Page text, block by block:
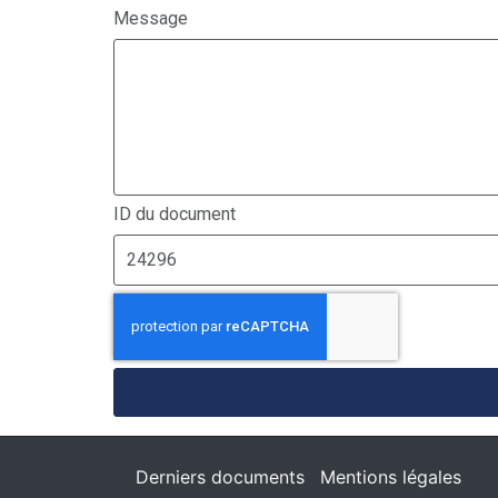
Message
ID du document
Derniers documents Mentions légales